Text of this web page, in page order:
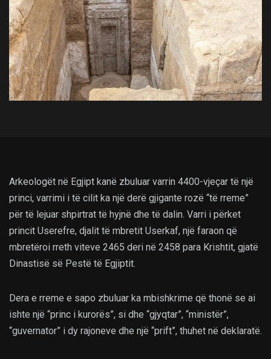
Arkeologët në Egjipt kanë zbuluar varrin 4400-vjeçar të një
princi, varrimi i të cilit ka një derë gjigante rozë “të rreme”
për të lejuar shpirtrat të hyjnë dhe të dalin. Varri i përket
princit Userefre, djalit të mbretit Userkaf, një faraon që
mbretëroi rreth viteve 2465 deri në 2458 para Krishtit, gjatë
Dinastisë së Pestë të Egjiptit.
Dera e rreme e sapo zbuluar ka mbishkrime që thonë se ai
ishte një “princ i kurorës”, si dhe “gjyqtar”, “ministër”,
“guvernator” i dy rajoneve dhe një “prift”, thuhet në deklaratë.